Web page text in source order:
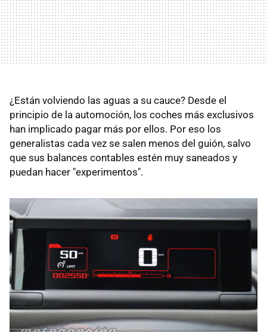
¿Están volviendo las aguas a su cauce? Desde el
principio de la automoción, los coches más exclusivos
han implicado pagar más por ellos. Por eso los
generalistas cada vez se salen menos del guión, salvo
que sus balances contables estén muy saneados y
puedan hacer "experimentos".